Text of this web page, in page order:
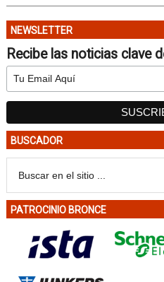
NEWSLETTER
Recibe las noticias clave
BUSCADOR
PATROCINIO BRONCE